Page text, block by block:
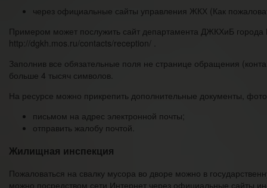
через официальные сайты управления ЖКХ (Как
Примером может послужить сайт департамента ДЖКХиБ
http://dgkh.mos.ru/contacts/reception/ .
Заполнив все обязательные поля не странице обращения
больше 4 тысяч символов.
На ресурсе можно прикрепить дополнительные документы, фото
письмом на адрес электронной почты;
отправить жалобу почтой.
Жилищная инспекция
Пожаловаться на свалку мусора во дворе можно в
можно посредством сети Интернет через официальные сайты